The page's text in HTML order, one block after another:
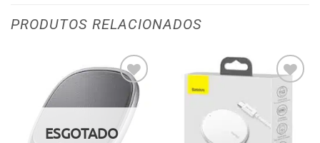
PRODUTOS RELACIONADOS
Adicionar
aos meus
desejos
ESGOTADO
Adicionar
aos meus
desejos